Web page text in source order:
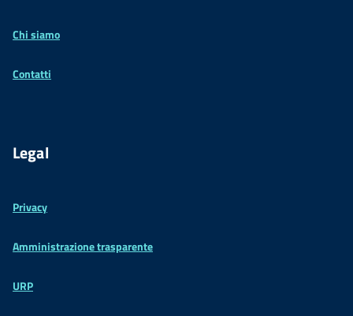
Chi siamo
Contatti
Legal
Privacy
Amministrazione trasparente
URP